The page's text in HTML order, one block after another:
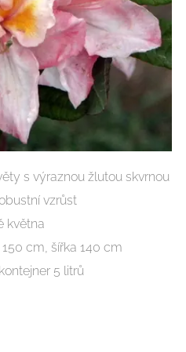
s výraznou žlutou skvrnou
vzrůst
května
cm, šířka 140 cm
5 litrů